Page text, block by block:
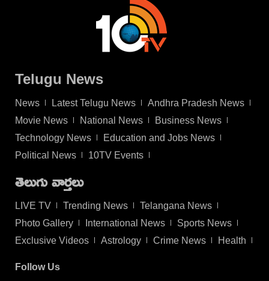
Telugu News
News Latest Telugu News
Andhra Pradesh News
Movie News
National News
Business News
Technology News
Education and Jobs News
Political News
10TV Events
తెలుగు వార్తలు
LIVE TV Trending News
Telangana News
Photo Gallery
International News
Sports News
Exclusive Videos
Astrology Crime News Health
Follow Us